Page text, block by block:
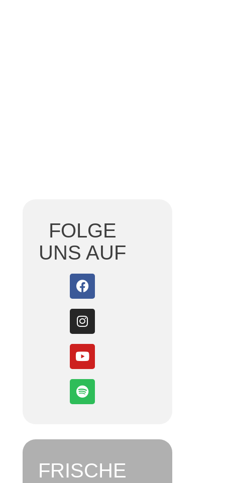
FOLGE
UNS AUF
FRISCHE